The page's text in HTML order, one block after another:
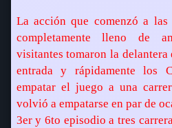
La acción que comenzó a
completamente lleno de
visitantes tomaron la
entrada y rápidamente los
empatar el juego a una
volvió a empatarse en par de
3er y 6to episodio a tres